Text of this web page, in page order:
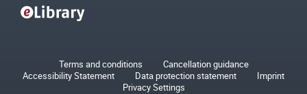
Terms and conditions
Cancellation guidance
Accessibility Statement
Data protection statement
Imprint
Privacy Settings